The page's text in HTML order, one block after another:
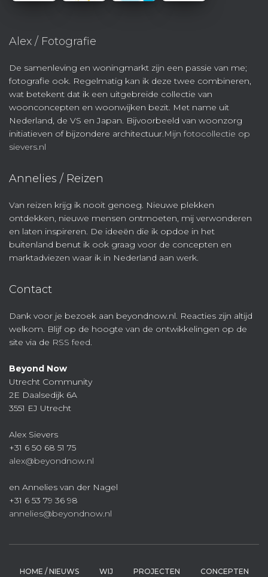
Alex / Fotografie
De samenleving en woningmarkt zijn een passie van me;
fotografie ook. Regelmatig kan ik deze twee combineren,
wat betekent dat ik een uitgebreide collectie van
woonconcepten en woonwijken bezit. Met name uit
Nederland, de VS en Japan. Bijvoorbeeld van woonzorg
initiatieven of bijzondere architectuur.Mijn fotocollectie op
sievers.nl
Annelies / Reizen
Van reizen krijg ik nooit genoeg. Nieuwe plekken
ontdekken, nieuwe mensen ontmoeten, mij verwonderen
en laten inspireren. De ideeën die ik opdoe in het
buitenland benut ik ook graag voor de concepten en
marktadviezen waar ik in Nederland aan werk.
Contact
Dank voor je bezoek aan beyondnow.nl. Reacties zijn altijd
welkom. Blijf op de hoogte van de ontwikkelingen op de
site via de RSS feed.
Beyond Now
Utrecht Community
2E Daalsedijk 6A
3551 EJ Utrecht
Alex Sievers
+31 6 50 68 51 75
alex@beyondnow.nl
en Annelies van der Nagel
+31 6 53 79 36 98
annelies@beyondnow.nl
HOME / NIEUWS WIJ PROJECTEN CONCEPTEN